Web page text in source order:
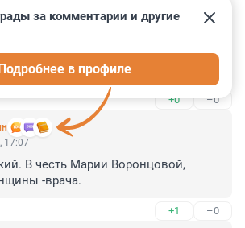
(с)
+0 –0
за комментарии и другие
в профиле
17:07
В честь Марии Воронцовой,
-врача.
+1 –0